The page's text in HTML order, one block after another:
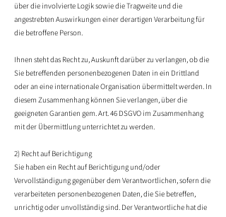
über die involvierte Logik sowie die Tragweite und die
angestrebten Auswirkungen einer derartigen Verarbeitung für
die betroffene Person.
Ihnen steht das Recht zu, Auskunft darüber zu verlangen, ob die
Sie betreffenden personenbezogenen Daten in ein Drittland
oder an eine internationale Organisation übermittelt werden. In
diesem Zusammenhang können Sie verlangen, über die
geeigneten Garantien gem. Art. 46 DSGVO im Zusammenhang
mit der Übermittlung unterrichtet zu werden.
2) Recht auf Berichtigung
Sie haben ein Recht auf Berichtigung und/oder
Vervollständigung gegenüber dem Verantwortlichen, sofern die
verarbeiteten personenbezogenen Daten, die Sie betreffen,
unrichtig oder unvollständig sind. Der Verantwortliche hat die